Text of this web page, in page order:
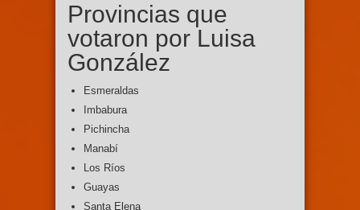
Provincias que
votaron por Luisa
González
Esmeraldas
Imbabura
Pichincha
Manabí
Los Ríos
Guayas
Santa Elena